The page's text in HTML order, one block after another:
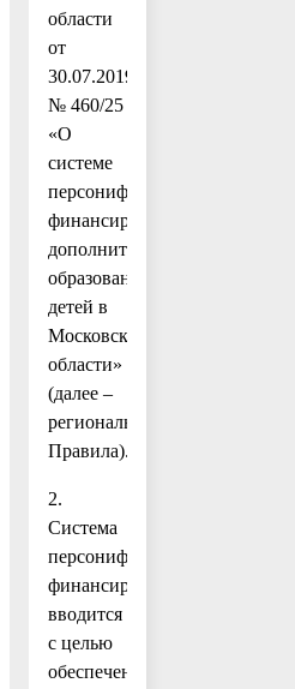
области
от
30.07.2019
№ 460/25
«О
системе
персонифицированного
финансирования
дополнительного
образования
детей в
Московской
области»
(далее –
региональные
Правила).
2.
Система
персонифицированного
финансирования
вводится
с целью
обеспечения